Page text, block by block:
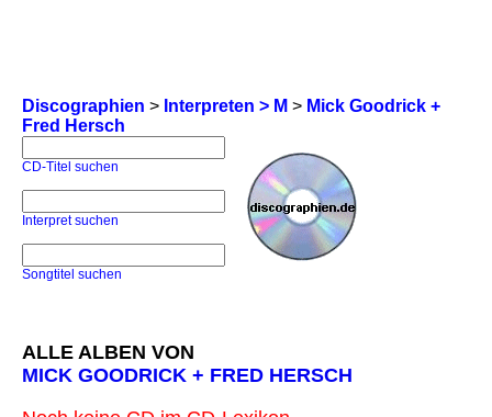
Discographien > Interpreten > M > Mick Goodrick +
Fred Hersch
CD-Titel suchen
Interpret suchen
Songtitel suchen
ALLE ALBEN VON
MICK GOODRICK + FRED HERSCH